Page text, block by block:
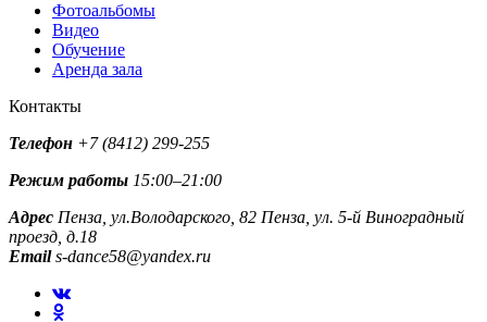
Фотоальбомы
Видео
Обучение
Аренда зала
Контакты
Телефон +7 (8412) 299-255
Режим работы 15:00–21:00
Адрес Пенза, ул.Володарского, 82 Пенза, ул. 5-й Виноградный
проезд, д.18
Email s-dance58@yandex.ru